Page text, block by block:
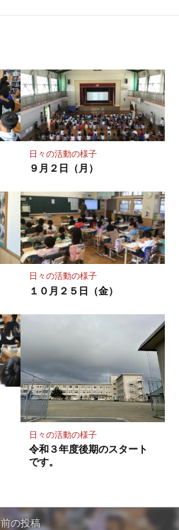
日々の活動の様子
９月２日（月）
日々の活動の様子
１０月２５日（金）
日々の活動の様子
令和３年度後期のスタート
です。
前の投稿